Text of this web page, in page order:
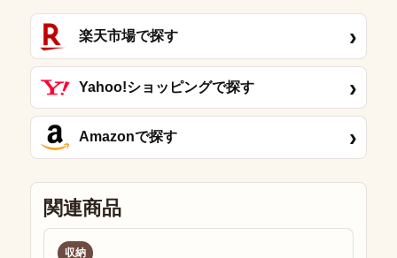
楽天市場で探す ›
Yahoo!ショッピングで探す ›
Amazonで探す ›
関連商品
収納